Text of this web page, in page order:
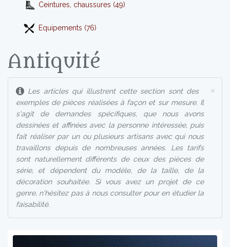
Ceintures, chaussures (49)
Equipements (76)
Antiquité
×
Les articles qui illustrent cette section sont des
exemples de pièces réalisées à façon et sur mesure. Il
s'agit de demandes spécifiques, que nous avons
dessinées et affinées avec la personne intéressée, puis
fait réaliser par un ou plusieurs artisans avec qui nous
travaillons depuis de nombreuses années. Les tarifs
sont naturellement différents de ceux des pièces de
série, et dépendent du modèle, de la taille, de la
décoration souhaitée. Si vous avez un projet de ce
genre, n'hésitez pas à nous consulter pour en étudier la
faisabilité.